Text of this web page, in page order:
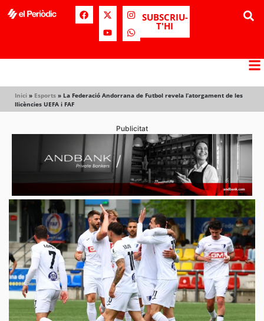
SUBSCRIU-
T'HI
Inici » Esports » La Federació Andorrana de Futbol revela l’atorgament de les
llicències UEFA i FAF
Publicitat